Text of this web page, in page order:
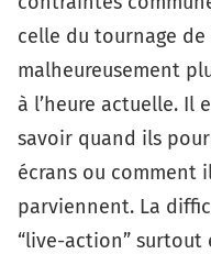
celle du tournage
malheureusement
à l’heure actuelle. Il
savoir quand ils
écrans ou comment
parviennent. La
“live-action”